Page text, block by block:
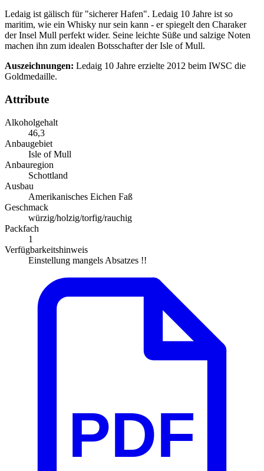
Ledaig ist gälisch für "sicherer Hafen". Ledaig 10 Jahre ist so
maritim, wie ein Whisky nur sein kann - er spiegelt den Charaker
der Insel Mull perfekt wider. Seine leichte Süße und salzige Noten
machen ihn zum idealen Botsschafter der Isle of Mull.
Auszeichnungen: Ledaig 10 Jahre erzielte 2012 beim IWSC die
Goldmedaille.
Attribute
Alkoholgehalt
46,3
Anbaugebiet
Isle of Mull
Anbauregion
Schottland
Ausbau
Amerikanisches Eichen Faß
Geschmack
würzig/holzig/torfig/rauchig
Packfach
1
Verfügbarkeitshinweis
Einstellung mangels Absatzes !!
PDF